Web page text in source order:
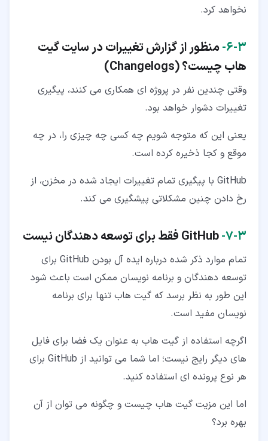
نخواهد کرد.
۳‏-‏۶‏- منظور از گزارش تغییراتدر سایت گیت
هاب چیست؟ (Changelogs
)
وقتی چندین نفر در پروژه ای همکاری می کنند، پیگیری
تغییرات دشوار خواهد بود.
یعنی این که متوجه شویم چه کسی چه چیزی را، در چه
موقع و کجا ذخیره کرده است.
GitHub با پیگیری تمام تغییرات ایجاد شده در مخزن، از
رخ دادن چنین مشکلاتی پیشگیری می کند.
۳‏-‏۷‏- GitHub فقط برای توسعه دهندگان نیست
تمام موارد ذکر شده درباره ایده آل بودن GitHub برای
توسعه دهندگان و برنامه نویسان ممکن است باعث شود
این طور به نظر برسد که گیت هاب تنها برای برنامه
نویسان مفید است.
اگرچه استفاده از گیت هاب به عنوان یک فضا برای فایل
های دیگر رایج نیست؛ اما شما می توانید از GitHub برای
هر نوع پرونده ای استفاده کنید.
اما این مزیت گیت هاب چیست و چگونه می توان از آن
بهره برد؟